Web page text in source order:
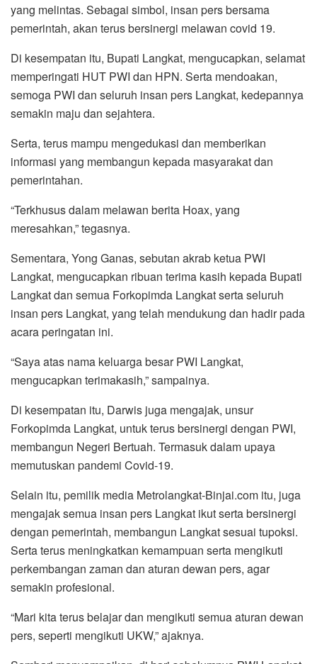
yang melintas. Sebagai simbol, insan pers bersama
pemerintah, akan terus bersinergi melawan covid 19.
Di kesempatan itu, Bupati Langkat, mengucapkan, selamat
memperingati HUT PWI dan HPN. Serta mendoakan,
semoga PWI dan seluruh insan pers Langkat, kedepannya
semakin maju dan sejahtera.
Serta, terus mampu mengedukasi dan memberikan
informasi yang membangun kepada masyarakat dan
pemerintahan.
“Terkhusus dalam melawan berita Hoax, yang
meresahkan,” tegasnya.
Sementara, Yong Ganas, sebutan akrab ketua PWI
Langkat, mengucapkan ribuan terima kasih kepada Bupati
Langkat dan semua Forkopimda Langkat serta seluruh
insan pers Langkat, yang telah mendukung dan hadir pada
acara peringatan ini.
“Saya atas nama keluarga besar PWI Langkat,
mengucapkan terimakasih,” sampainya.
Di kesempatan itu, Darwis juga mengajak, unsur
Forkopimda Langkat, untuk terus bersinergi dengan PWI,
membangun Negeri Bertuah. Termasuk dalam upaya
memutuskan pandemi Covid-19.
Selain itu, pemilik media Metrolangkat-Binjai.com itu, juga
mengajak semua insan pers Langkat ikut serta bersinergi
dengan pemerintah, membangun Langkat sesuai tupoksi.
Serta terus meningkatkan kemampuan serta mengikuti
perkembangan zaman dan aturan dewan pers, agar
semakin profesional.
“Mari kita terus belajar dan mengikuti semua aturan dewan
pers, seperti mengikuti UKW,” ajaknya.